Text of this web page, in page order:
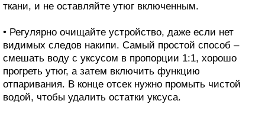
ткани, и не оставляйте утюг включенным.
• Регулярно очищайте устройство, даже если нет
видимых следов накипи. Самый простой способ –
смешать воду с уксусом в пропорции 1:1, хорошо
прогреть утюг, а затем включить функцию
отпаривания. В конце отсек нужно промыть чистой
водой, чтобы удалить остатки уксуса.